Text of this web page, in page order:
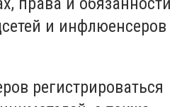
и инфлюенсеров
регистрироваться